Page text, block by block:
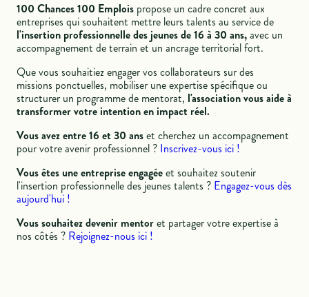
100 Chances 100 Emplois propose un cadre concret aux
entreprises qui souhaitent mettre leurs talents au service de
l'insertion professionnelle des jeunes de 16 à 30 ans,avec un
accompagnement de terrain et un ancrage territorial fort.
Que vous souhaitiez engager vos collaborateurs sur des
missions ponctuelles, mobiliser une expertise spécifique ou
structurer un programme de mentorat, l'association vous aide à
transformer votre intention en impact réel.
Vous avez entre 16 et 30 anset cherchez un accompagnement
pour votre avenir professionnel ? Inscrivez-vous ici !
Vous êtes une entreprise engagéeet souhaitez soutenir
l'insertion professionnelle des jeunes talents ? Engagez-vous dès
aujourd'hui !
Vous souhaitez devenir mentoret partager votre expertise à
nos côtés ? Rejoignez-nous ici !